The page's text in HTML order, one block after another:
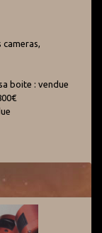
boite : vendue